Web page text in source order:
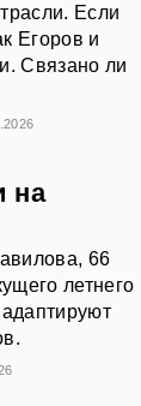
Если
Егоров и
Связано ли
на
66
летнего